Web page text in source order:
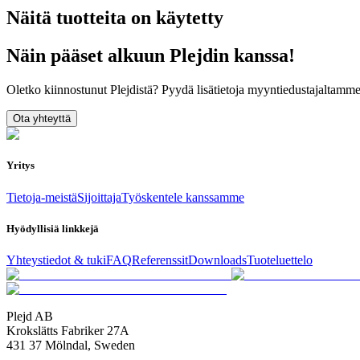
Näitä tuotteita on käytetty
Näin pääset alkuun Plejdin kanssa!
Oletko kiinnostunut Plejdistä? Pyydä lisätietoja
Ota yhteyttä
Yritys
Tietoja-meistäSijoittajaTyöskentele kanssamme
Hyödyllisiä linkkejä
Yhteystiedot & tukiFAQReferenssitDownloadsTuoteluettelo
Plejd AB
Krokslätts Fabriker 27A
431 37 Mölndal, Sweden